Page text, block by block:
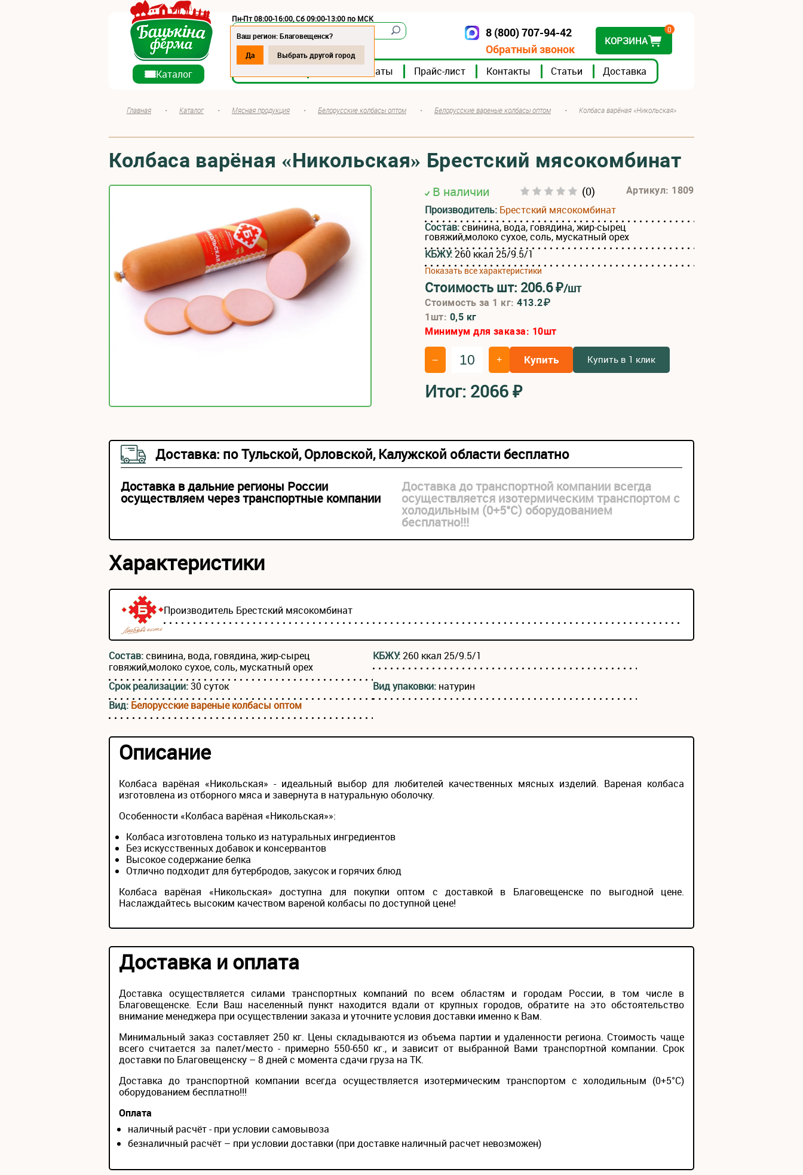
Пн-Пт 08:00-16:00, Сб 09:00-13:00 по МСК
Мясокомбинаты Прайс-лист Контакты Статьи Доставка
8 (800) 707-94-42
Обратный звонок
КОРЗИНА
0
Ваш регион: Благовещенск?
Да
Выбрать другой город
Каталог
Главная • Каталог • Мясная продукция • Белорусские колбасы оптом • Белорусские вареные колбасы оптом • Колбаса варёная «Никольская»
Колбаса варёная «Никольская» Брестский мясокомбинат
В наличии (0) Артикул: 1809
Производитель: Брестский мясокомбинат
Состав:свинина, вода, говядина, жир-сырец
говяжий,молоко сухое, соль, мускатный орех
КБЖУ:260 ккал 25/9.5/1
Показать все характеристики
Стоимость шт: 206.6₽/шт
Стоимость за 1 кг:413.2₽
1шт: 0,5 кг
Минимум для заказа: 10шт
– + Купить Купить в 1 клик
Итог: 2066₽
Доставка: по Тульской, Орловской, Калужской области бесплатно
Доставка в дальние регионы России
осуществляем через транспортные компании
Доставка до транспортной компании всегда
осуществляется изотермическим транспортом с
холодильным (0+5°С) оборудованием
бесплатно!!!
Характеристики
Производитель Брестский мясокомбинат
Состав:свинина, вода, говядина, жир-сырец
говяжий,молоко сухое, соль, мускатный орех
КБЖУ:260 ккал 25/9.5/1
Срок реализации:30 суток Вид упаковки: натурин
Вид: Белорусские вареные колбасы оптом
Описание
Колбаса варёная «Никольская» - идеальный выбор для любителей качественных мясных изделий. Вареная колбаса
изготовлена из отборного мяса и завернута в натуральную оболочку.
Особенности «Колбаса варёная «Никольская»»:
Колбаса изготовлена только из натуральных ингредиентов
Без искусственных добавок и консервантов
Высокое содержание белка
Отлично подходит для бутербродов, закусок и горячих блюд
Колбаса варёная «Никольская» доступна для покупки оптом с доставкой в Благовещенске по выгодной цене.
Наслаждайтесь высоким качеством вареной колбасы по доступной цене!
Доставка и оплата
Доставка осуществляется силами транспортных компаний по всем областям и городам России, в том числе в
Благовещенске. Если Ваш населенный пункт находится вдали от крупных городов, обратите на это обстоятельство
внимание менеджера при осуществлении заказа и уточните условия доставки именно к Вам.
Минимальный заказ составляет 250 кг. Цены складываются из объема партии и удаленности региона. Стоимость чаще
всего считается за палет/место - примерно 550-650 кг., и зависит от выбранной Вами транспортной компании. Срок
доставки по Благовещенску – 8 дней с момента сдачи груза на ТК.
Доставка до транспортной компании всегда осуществляется изотермическим транспортом с холодильным (0+5°С)
оборудованием бесплатно!!!
Оплата
наличный расчёт - при условии самовывоза
безналичный расчёт – при условии доставки (при доставке наличный расчет невозможен)